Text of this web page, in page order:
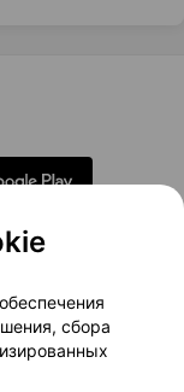
маркетинг
сбора